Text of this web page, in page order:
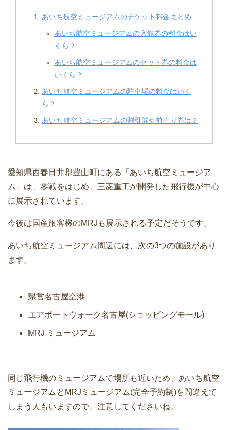
あいち航空ミュージアムのチケット料金まとめ
あいち航空ミュージアムの入館券の料金はい
くら？
あいち航空ミュージアムのセット券の料金は
いくら？
あいち航空ミュージアムの駐車場の料金はいく
ら？
あいち航空ミュージアムの割引券や前売り券は？
愛知県西春日井郡豊山町にある「あいち航空ミュージア
ム」は、零戦をはじめ、三菱重工が開発した飛行機が中心
に展示されています。
今後は国産旅客機のMRJも展示される予定だそうです。
あいち航空ミュージアム周辺には、次の3つの施設があり
ます。
県営名古屋空港
エアポートウォーク名古屋(ショッピングモール)
MRJ ミュージアム
同じ飛行機のミュージアムで場所も近いため、あいち航空
ミュージアムとMRJミュージアム(完全予約制)を間違えて
しまう人もいますので、注意してくださいね。